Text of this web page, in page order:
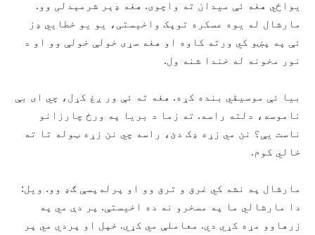
يواځي هغه ئې ميدان ته واچوی. هغه ډېر شرمېدلی وو.
مارشال له يوه عسکره توپک واخيستی، يو يو خطايي ډز
ئې په پښو کي ورته کاوه او هغه سړی خولې خولې وو او د
نور مخونه له خندا شنه ول.
بيا ئې موسيقي بنده کړه. هغه ته ئې ور ږغ کړل، چي ای بې
ناموسه، دلته راسه. ته زما د بريا په ورځ چارزانو
ناست يې؟ نن مي زړه ډک دئ، راسه چي نن زړه ټوله تا ته
خالي کوم.
مارشال په نشه کي غرق و ترق وو او پرله‌پسې ګډ وو. ويل:
دا مارشالي ما په مسخرو نه ده اخيستې. پر دې مي په
زرهاوو مړه کړي دي. معاملې مي کړي. خپل او پردي مي پر